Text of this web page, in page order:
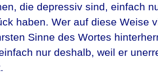
die depressiv sind, einfach
haben. Wer auf diese Weise
Sinne des Wortes
nur deshalb, weil er